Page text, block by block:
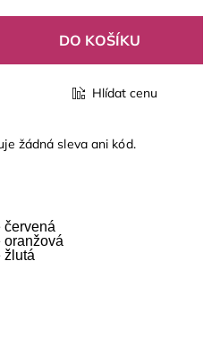
Hlídat cenu
žádná sleva ani kód.
žlutá